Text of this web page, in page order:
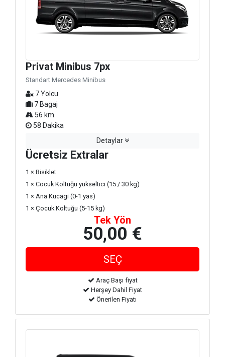
Privat Minibus 7px
Standart Mercedes Minibus
7 Yolcu
7 Bagaj
56 km.
58 Dakika
Detaylar
Ücretsiz Extralar
1 × Bisiklet
1 × Cocuk Koltuğu yükseltici (15 / 30 kg)
1 × Ana Kucagi (0-1 yas)
1 × Çocuk Koltuğu (5-15 kg)
Tek Yön
50,00 €
Araç Başı fiyat
Herşey Dahil Fiyat
Önerilen Fiyatı